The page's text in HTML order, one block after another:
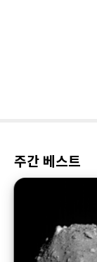
주간 베스트